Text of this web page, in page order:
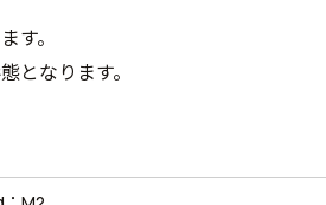
す。
となります。